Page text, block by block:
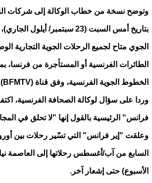
وتوضح نسخة من خطاب الوكالة إلى شركات
بتاريخ أمس السبت (23 سبتمبر/ أيلول
الجوي متاح لجميع الرحلات الجوية التجارية
الطائرات الفرنسية أو المستأجرة من
الخطوط الجوية الفرنسية، وفق قناة (BFMTV) الفرنسية.
وردا على سؤال لوكالة الصحافة الفرنسية،
فرانس" الرئيسية بالقول إنها "لا تحلق في
وعلقت "إير فرانس" التي تسّير رحلات بين
الأسبوع) حتى إشعار آخر.